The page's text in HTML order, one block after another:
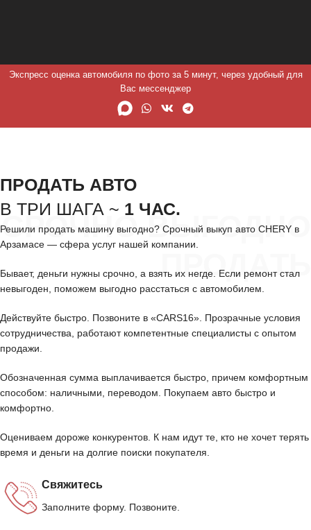
Экспресс оценка автомобиля по фото за 5 минут, через удобный для
Вас мессенджер
СРОЧНО ВЫГОДНО
ПРОДАТЬ
ПРОДАТЬ АВТО
В ТРИ ШАГА ~ 1 ЧАС.
Решили продать машину выгодно? Срочный выкуп авто CHERY в
Арзамасе — сфера услуг нашей компании.
Бывает, деньги нужны срочно, а взять их негде. Если ремонт стал
невыгоден, поможем выгодно расстаться с автомобилем.
Действуйте быстро. Позвоните в «CARS16». Прозрачные условия
сотрудничества, работают компетентные специалисты с опытом
продажи.
Обозначенная сумма выплачивается быстро, причем комфортным
способом: наличными, переводом. Покупаем авто быстро и
комфортно.
Оцениваем дороже конкурентов. К нам идут те, кто не хочет терять
время и деньги на долгие поиски покупателя.
Свяжитесь
Заполните форму. Позвоните.